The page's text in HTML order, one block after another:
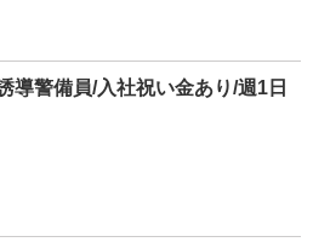
導警備員/入社祝い金あり/週1日